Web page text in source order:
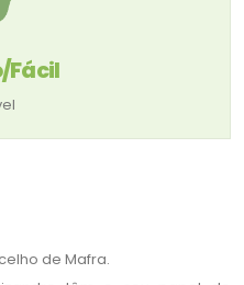
Fácil
de Mafra.